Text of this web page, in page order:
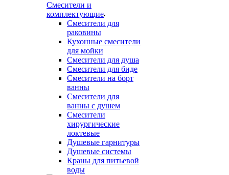
Смесители и
комплектующие
Смесители для
раковины
Кухонные смесители
для мойки
Смесители для душа
Смесители для биде
Смесители на борт
ванны
Смесители для
ванны с душем
Смесители
хирургические
локтевые
Душевые гарнитуры
Душевые системы
Краны для питьевой
воды